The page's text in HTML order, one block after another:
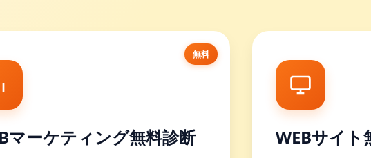
無料
マーケティング無料診断 WEBサイト